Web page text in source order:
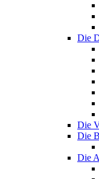
Die
Die
Die
Die